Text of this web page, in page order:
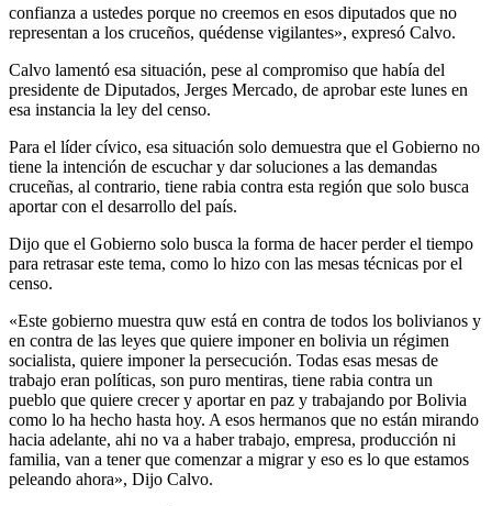
confianza a ustedes porque no creemos en esos diputados que no
representan a los cruceños, quédense vigilantes», expresó Calvo.
Calvo lamentó esa situación, pese al compromiso que había del
presidente de Diputados, Jerges Mercado, de aprobar este lunes en
esa instancia la ley del censo.
Para el líder cívico, esa situación solo demuestra que el Gobierno no
tiene la intención de escuchar y dar soluciones a las demandas
cruceñas, al contrario, tiene rabia contra esta región que solo busca
aportar con el desarrollo del país.
Dijo que el Gobierno solo busca la forma de hacer perder el tiempo
para retrasar este tema, como lo hizo con las mesas técnicas por el
censo.
«Este gobierno muestra quw está en contra de todos los bolivianos y
en contra de las leyes que quiere imponer en bolivia un régimen
socialista, quiere imponer la persecución. Todas esas mesas de
trabajo eran políticas, son puro mentiras, tiene rabia contra un
pueblo que quiere crecer y aportar en paz y trabajando por Bolivia
como lo ha hecho hasta hoy. A esos hermanos que no están mirando
hacia adelante, ahi no va a haber trabajo, empresa, producción ni
familia, van a tener que comenzar a migrar y eso es lo que estamos
peleando ahora», Dijo Calvo.